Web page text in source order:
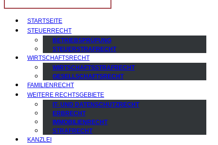
STARTSEITE
STEUERRECHT
BETRIEBSPRÜFUNG
STEUERSTRAFRECHT
WIRTSCHAFTSRECHT
WIRTSCHAFTSSTRAFRECHT
GESELLSCHAFTSRECHT
FAMILIENRECHT
WEITERE RECHTSGEBIETE
IT- UND DATENSCHUTZRECHT
ERBRECHT
IMMOBILIENRECHT
STRAFRECHT
KANZLEI